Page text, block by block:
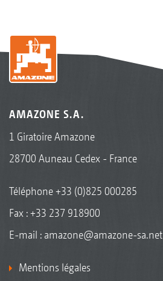
AMAZONE S.A.
1 Giratoire Amazone
28700 Auneau Cedex - France
Téléphone+33 (0)825 000285
Fax : +33 237 918900
E-mail : amazone@amazone-sa.net
Mentions légales